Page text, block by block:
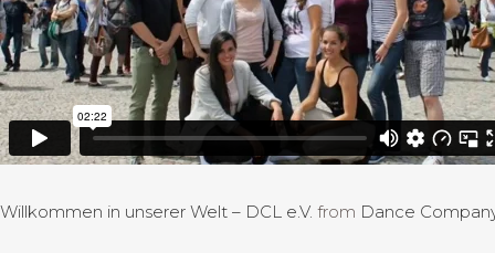
Willkommen in unserer Welt – DCL e.V. from Dance